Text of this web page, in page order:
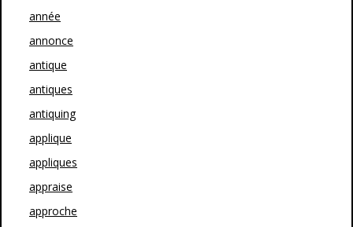
année
annonce
antique
antiques
antiquing
applique
appliques
appraise
approche